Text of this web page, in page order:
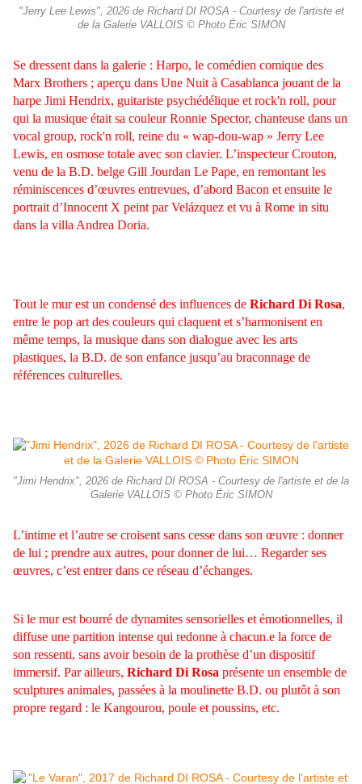
"Jerry Lee Lewis", 2026 de Richard DI ROSA - Courtesy de l'artiste et
de la Galerie VALLOIS © Photo Éric SIMON
Se dressent dans la galerie : Harpo, le comédien comique des
Marx Brothers ; aperçu dans Une Nuit à Casablanca jouant de la
harpe Jimi Hendrix, guitariste psychédélique et rock'n roll, pour
qui la musique était sa couleur Ronnie Spector, chanteuse dans un
vocal group, rock'n roll, reine du « wap-dou-wap » Jerry Lee
Lewis, en osmose totale avec son clavier. L’inspecteur Crouton,
venu de la B.D. belge Gill Jourdan Le Pape, en remontant les
réminiscences d’œuvres entrevues, d’abord Bacon et ensuite le
portrait d’Innocent X peint par Velázquez et vu à Rome in situ
dans la villa Andrea Doria.
Tout le mur est un condensé des influences de Richard Di Rosa,
entre le pop art des couleurs qui claquent et s’harmonisent en
même temps, la musique dans son dialogue avec les arts
plastiques, la B.D. de son enfance jusqu’au braconnage de
références culturelles.
"Jimi Hendrix", 2026 de Richard DI ROSA - Courtesy de l'artiste et de la
Galerie VALLOIS © Photo Éric SIMON
L’intime et l’autre se croisent sans cesse dans son œuvre : donner
de lui ; prendre aux autres, pour donner de lui… Regarder ses
œuvres, c’est entrer dans ce réseau d’échanges.
Si le mur est bourré de dynamites sensorielles et émotionnelles, il
diffuse une partition intense qui redonne à chacun.e la force de
son ressenti, sans avoir besoin de la prothèse d’un dispositif
immersif. Par ailleurs, Richard Di Rosa présente un ensemble de
sculptures animales, passées à la moulinette B.D. ou plutôt à son
propre regard : le Kangourou, poule et poussins, etc.